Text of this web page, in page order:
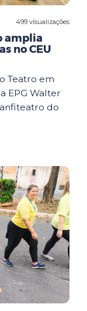
499 visualizações
amplia
no CEU
Teatro em
EPG Walter
do